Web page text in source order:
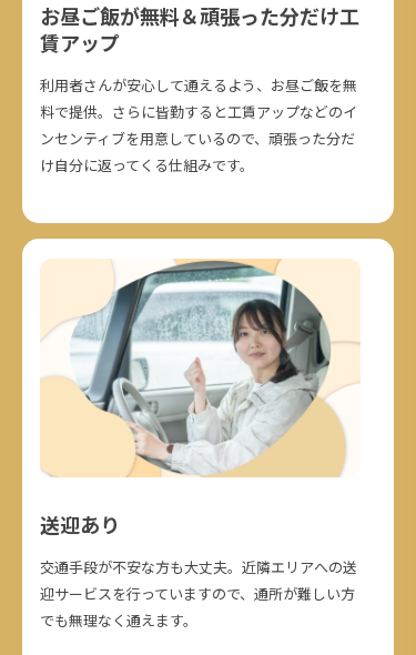
お昼ご飯が無料＆頑張った分だけ工
賃アップ
利用者さんが安心して通えるよう、お昼ご飯を無
料で提供。さらに皆勤すると工賃アップなどのイ
ンセンティブを用意しているので、頑張った分だ
け自分に返ってくる仕組みです。
送迎あり
交通手段が不安な方も大丈夫。近隣エリアへの送
迎サービスを行っていますので、通所が難しい方
でも無理なく通えます。